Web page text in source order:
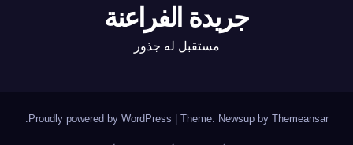
جريدة الفراعنة
مستقبل له جذور
Proudly powered by WordPress Theme: Newsup by Themeansar